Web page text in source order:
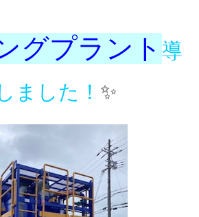
グプラント 導
ました！ ✨